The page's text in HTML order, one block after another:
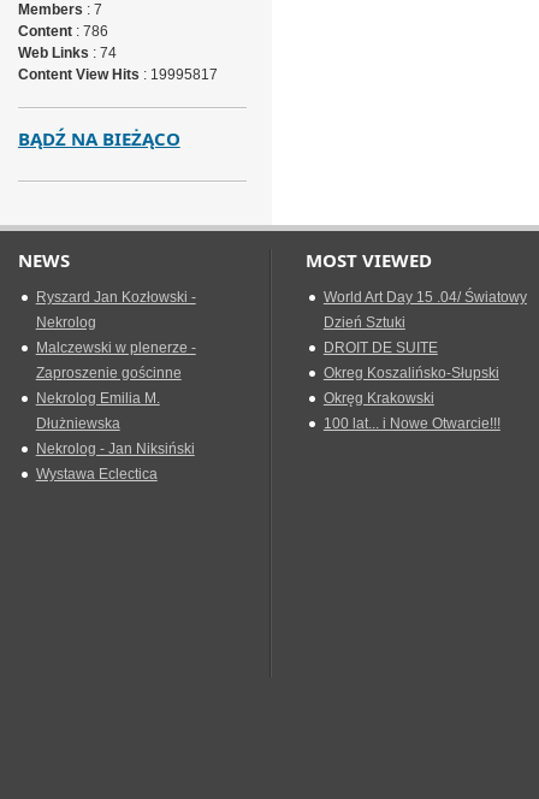
Members : 7
Content: 786
Web Links : 74
Content View Hits : 19995817
BĄDŹ NA BIEŻĄCO
NEWS
Ryszard Jan Kozłowski -
Nekrolog
Malczewski w plenerze -
Zaproszenie gościnne
Nekrolog Emilia M.
Dłużniewska
Nekrolog - Jan Niksiński
Wystawa Eclectica
MOST VIEWED
World Art Day 15 .04/ Światowy
Dzień Sztuki
DROIT DE SUITE
Okreg Koszalińsko-Słupski
Okręg Krakowski
100 lat... i Nowe Otwarcie!!!